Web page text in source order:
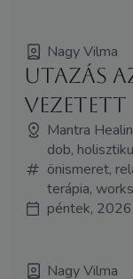
Nagy Vilma
Utazás
vezetett
Mantra
dob,
önismeret,
terápia,
péntek,
Nagy Vilma